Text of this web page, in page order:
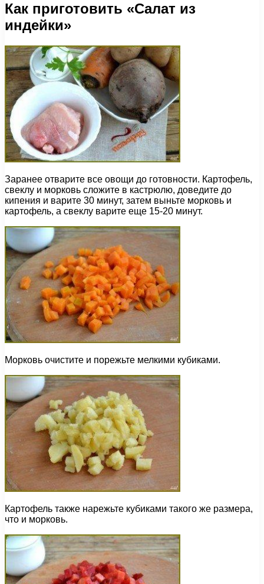
Как приготовить «Салат из
индейки»
Заранее отварите все овощи до готовности. Картофель,
свеклу и морковь сложите в кастрюлю, доведите до
кипения и варите 30 минут, затем выньте морковь и
картофель, а свеклу варите еще 15-20 минут.
Морковь очистите и порежьте мелкими кубиками.
Картофель также нарежьте кубиками такого же размера,
что и морковь.